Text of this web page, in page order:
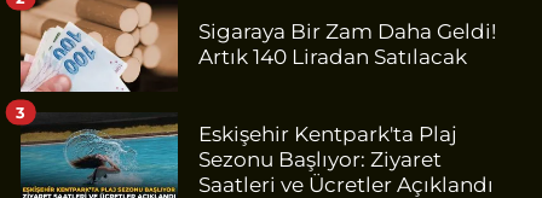
Sigaraya Bir Zam Daha Geldi!
Artık 140 Liradan Satılacak
Eskişehir Kentpark'ta Plaj
Sezonu Başlıyor: Ziyaret
Saatleri ve Ücretler Açıklandı
3